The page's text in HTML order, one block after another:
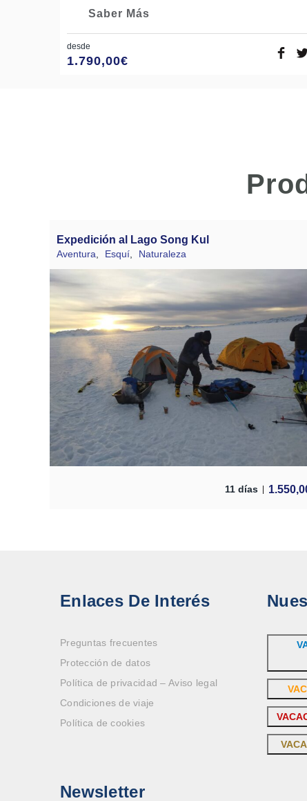
Saber Más
desde
1.790,00€
Expedición al Lago Song Kul
Aventura, Esquí, Naturaleza
11 días
Enlaces De Interés
Preguntas frecuentes
Protección de datos
Política de privacidad – Aviso legal
Condiciones de viaje
Política de cookies
Newsletter